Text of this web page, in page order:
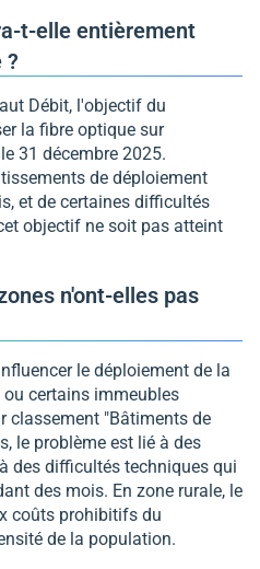
t-elle entièrement
?
Débit, l'objectif du
la fibre optique sur
31 décembre 2025.
de déploiement
et de certaines difficultés
objectif ne soit pas atteint
n'ont-elles pas
le déploiement de la
ou certains immeubles
classement "Bâtiments de
le problème est lié à des
des difficultés techniques qui
des mois. En zone rurale, le
coûts prohibitifs du
de la population.